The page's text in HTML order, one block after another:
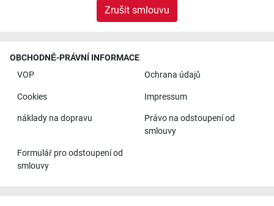
Zrušit smlouvu
OBCHODNĚ-PRÁVNÍ INFORMACE
VOP
Ochrana údajů
Cookies Impressum
náklady na dopravu
Právo na odstoupení od
smlouvy
Formulář pro odstoupení od
smlouvy